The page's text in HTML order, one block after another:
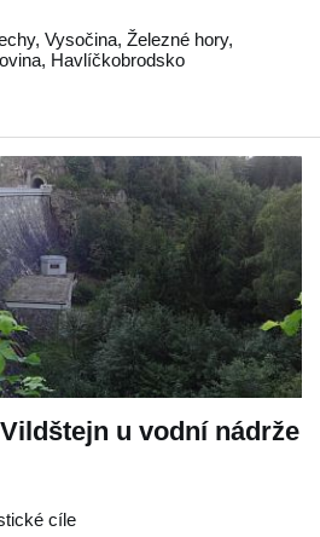
, Vysočina, Železné hory,
, Havlíčkobrodsko
u vodní nádrže
cíle